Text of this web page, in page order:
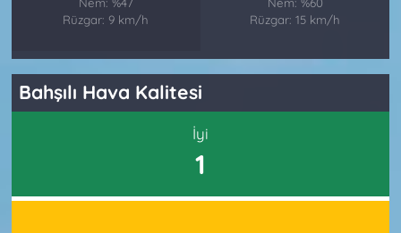
Rüzgar: 9 km/h
Rüzgar: 15 km/h
Bahşılı Hava Kalitesi
İyi
1